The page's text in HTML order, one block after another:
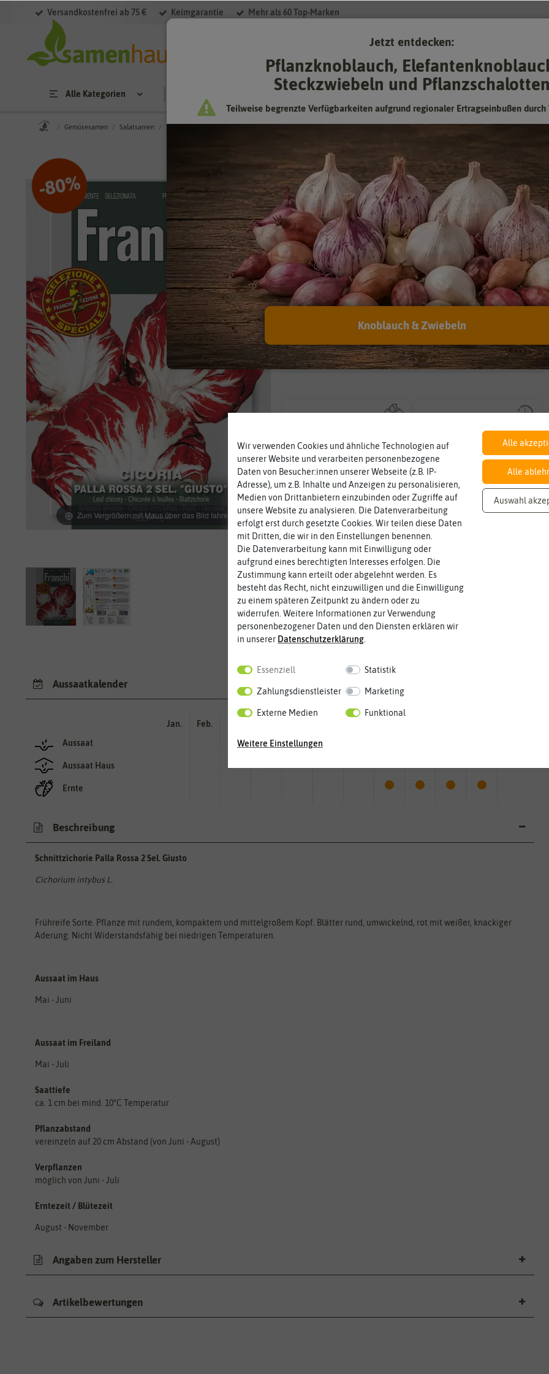
Versandkostenfrei ab 75 € Keimgarantie Mehr als 60 Top-Marken
Alle Kategorien
Gemüsesamen Salatsamen
Zum Vergrößern mit Maus über das Bild fahren
-80%
Schnittzichorie Palla Rossa 2 Sel.
Giusto [MHD 06/2025]
Pflanze mit rundem, kompaktem und mittelgroßem Kopf.
Mindesthaltbarkeitsdatum (MHD) überschritten oder
fast erreicht:
Kann man abgelaufenes Saatgut trotzdem noch
verwenden?
Franchi Sementi
EAN:
8012450730811
Zeitpunkt, bis zu dem das Saat-
und Pflanzgut sehr gut keimen
Aussaatkalender
Aussaat
Aussaat Haus
Ernte
Jan. Feb.
Beschreibung
Schnittzichorie Palla Rossa 2 Sel. Giusto
Cichorium intybus L.
Frühreife Sorte. Pflanze mit rundem, kompaktem und mittelgroßem Kopf. Blätter rund, umwickelnd, rot mit weißer, knackiger
Aderung. Nicht Widerstandsfähig bei niedrigen Temperaturen.
Aussaat im Haus
Mai - Juni
Aussaat im Freiland
Mai - Juli
Saattiefe
ca. 1 cm bei mind. 10°C Temperatur
Pflanzabstand
vereinzeln auf 20 cm Abstand (von Juni - August)
Verpflanzen
möglich von Juni - Juli
Erntezeit / Blütezeit
August - November
Angaben zum Hersteller
Artikelbewertungen
Wir verwenden Cookies und ähnliche Technologien auf
unserer Website und verarbeiten personenbezogene
Daten von Besucher:innen unserer Webseite (z.B. IP-
Adresse), um z.B. Inhalte und Anzeigen zu personalisieren,
Medien von Drittanbietern einzubinden oder Zugriffe auf
unsere Website zu analysieren. Die Datenverarbeitung
erfolgt erst durch gesetzte Cookies. Wir teilen diese Daten
mit Dritten, die wir in den Einstellungen benennen.
Die Datenverarbeitung kann mit Einwilligung oder
aufgrund eines berechtigten Interesses erfolgen. Die
Zustimmung kann erteilt oder abgelehnt werden. Es
besteht das Recht, nicht einzuwilligen und die Einwilligung
zu einem späteren Zeitpunkt zu ändern oder zu
widerrufen. Weitere Informationen zur Verwendung
personenbezogener Daten und den Diensten erklären wir
in unserer Daten­schutz­erklärung
Essenziell Statistik
Zahlungsdienstleister Marketing
Externe Medien Funktional
Weitere Einstellungen
Alle
Alle
Auswahl
Jetzt entdecken:
Pflanzknoblauch,
Steckzwiebeln und Pflanzschalotten
Teilweise begrenzte Verfügbarkeiten aufgrund regionaler Ertragseinbußen durch
Knoblauch & Zwiebeln